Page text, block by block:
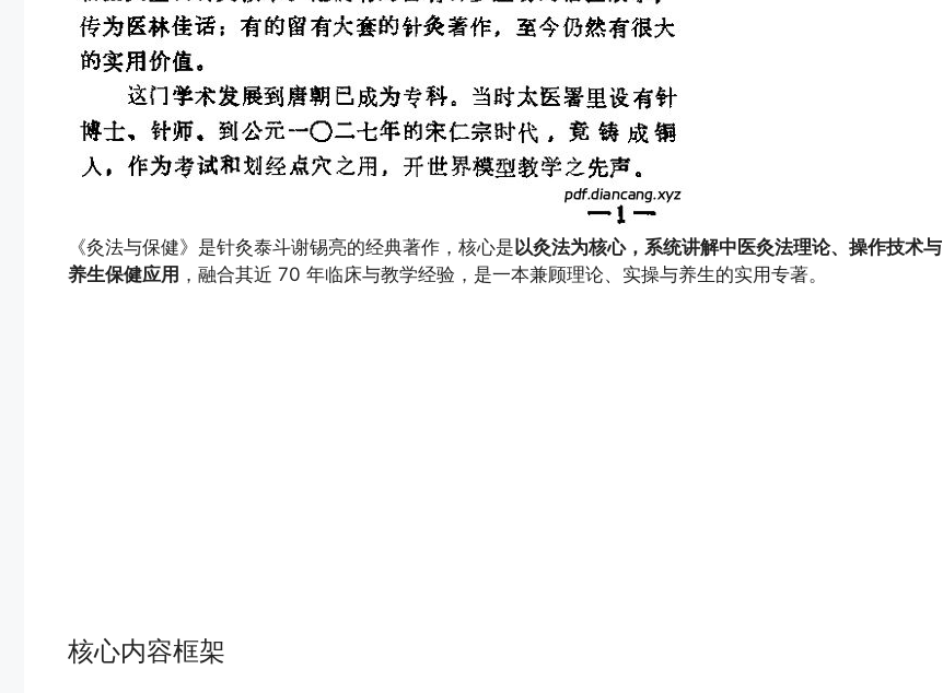
《灸法与保健》是针灸泰斗谢锡亮的经典著作，核心是以灸法为核心，系统讲解中医灸法理论、操作技术与
养生保健应用 ，融合其近 70 年临床与教学经验，是一本兼顾理论、实操与养生的实用专著。
核心内容框架